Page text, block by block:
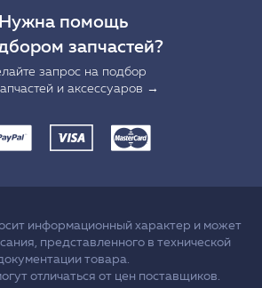
Нужна помощь
запчастей?
запрос на подбор
и аксессуаров →
информационный характер и может
представленного в технической
товара.
отличаться от цен поставщиков.